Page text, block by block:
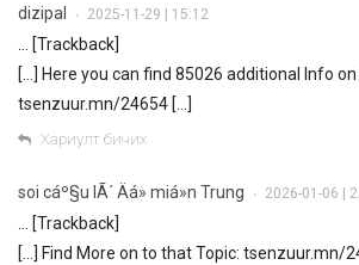
dizipal • 2025-11-29 | 15:12
… [Trackback]
[…] Here you can find 85026 additional Info
tsenzuur.mn/24654 […]
Хариулт бичих
soi cáº§u lÃ´ Äá» miá»n Trung • 2026-01-06 |
… [Trackback]
[…] Find More on to that Topic: tsenzuur.mn/